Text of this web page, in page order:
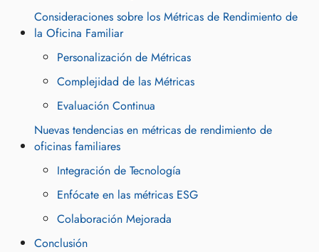
Consideraciones sobre los Métricas de Rendimiento de
la Oficina Familiar
Personalización de Métricas
Complejidad de las Métricas
Evaluación Continua
Nuevas tendencias en métricas de rendimiento de
oficinas familiares
Integración de Tecnología
Enfócate en las métricas ESG
Colaboración Mejorada
Conclusión